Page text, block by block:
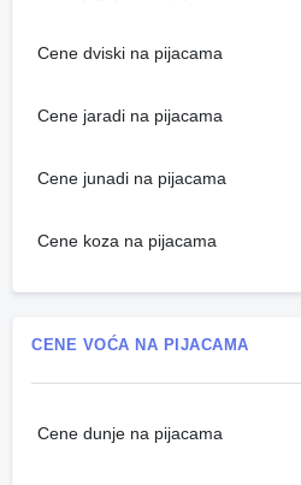
Cene dviski na pijacama
Cene jaradi na pijacama
Cene junadi na pijacama
Cene koza na pijacama
CENE VOĆA NA PIJACAMA
Cene dunje na pijacama